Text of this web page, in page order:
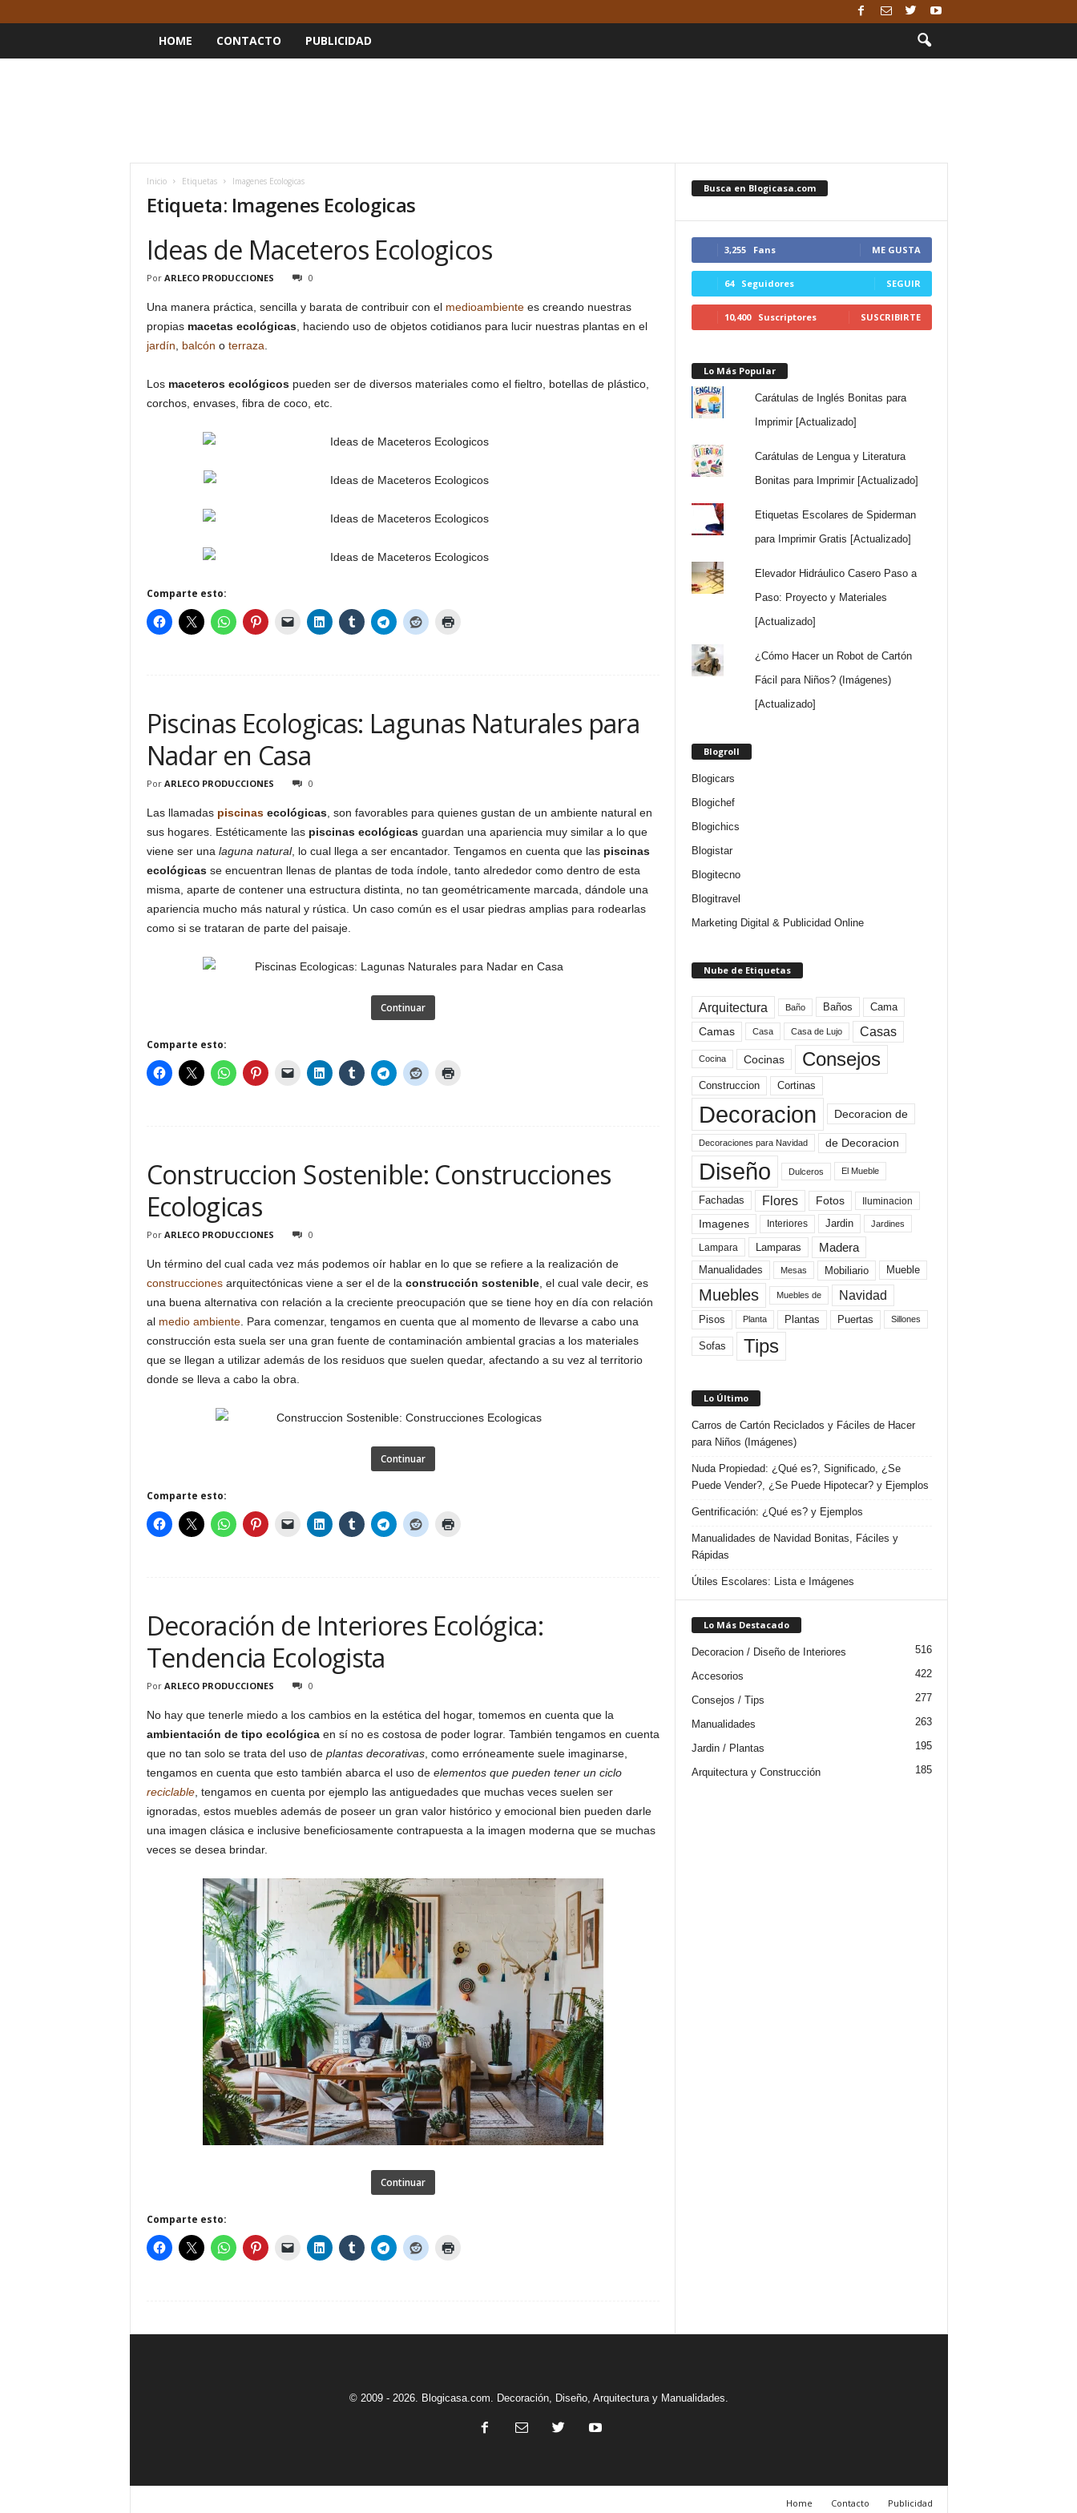
HOME CONTACTO PUBLICIDAD
Inicio Etiquetas Imagenes Ecologicas
Etiqueta: Imagenes Ecologicas
Ideas de Maceteros Ecologicos
Por ARLECO PRODUCCIONES 0
Una manera práctica, sencilla y barata de contribuir con el medioambientees creando nuestras
propias macetas ecológicas, haciendo uso de objetos cotidianos para lucir nuestras plantas en el
jardín
balcón o terraza
Los maceteros ecológicospueden ser de diversos materiales como el fieltro, botellas de plástico,
corchos, envases, fibra de coco, etc.
Comparte esto:
Piscinas Ecologicas: Lagunas Naturales para
Nadar en Casa
Por ARLECO PRODUCCIONES 0
Las llamadas piscinasecológicas, son favorables para quienes gustan de un ambiente natural en
sus hogares. Estéticamente las piscinas ecológicasguardan una apariencia muy similar a lo que
viene ser una laguna natural, lo cual llega a ser encantador. Tengamos en cuenta que las piscinas
ecológicasse encuentran llenas de plantas de toda índole, tanto alrededor como dentro de esta
misma, aparte de contener una estructura distinta, no tan geométricamente marcada, dándole una
apariencia mucho más natural y rústica. Un caso común es el usar piedras amplias para rodearlas
como si se trataran de parte del paisaje.
Continuar
Comparte esto:
Construccion Sostenible: Construcciones
Ecologicas
Por ARLECO PRODUCCIONES 0
Un término del cual cada vez más podemos oír hablar en lo que se refiere a la realización de
construccionesarquitectónicas viene a ser el de la construcción sostenible, el cual vale decir, es
una buena alternativa con relación a la creciente preocupación que se tiene hoy en día con relación
al medio ambiente. Para comenzar, tengamos en cuenta que al momento de llevarse a cabo una
construcción esta suela ser una gran fuente de contaminación ambiental gracias a los materiales
que se llegan a utilizar además de los residuos que suelen quedar, afectando a su vez al territorio
donde se lleva a cabo la obra.
Continuar
Comparte esto:
Decoración de Interiores Ecológica:
Tendencia Ecologista
Por ARLECO PRODUCCIONES 0
No hay que tenerle miedo a los cambios en la estética del hogar, tomemos en cuenta que la
ambientación de tipo ecológicaen sí no es costosa de poder lograr. También tengamos en cuenta
que no tan solo se trata del uso de plantas decorativas, como erróneamente suele imaginarse,
tengamos en cuenta que esto también abarca el uso de elementos que pueden tener un ciclo
reciclable, tengamos en cuenta por ejemplo las antiguedades que muchas veces suelen ser
ignoradas, estos muebles además de poseer un gran valor histórico y emocional bien pueden darle
una imagen clásica e inclusive beneficiosamente contrapuesta a la imagen moderna que se muchas
veces se desea brindar.
Continuar
Comparte esto:
Busca en Blogicasa.com
3,255 Fans ME GUSTA
64 Seguidores SEGUIR
10,400 Suscriptores SUSCRIBIRTE
Lo Más Popular
Carátulas de Inglés Bonitas para
Imprimir [Actualizado]
Carátulas de Lengua y Literatura
Bonitas para Imprimir [Actualizado]
Etiquetas Escolares de Spiderman
para Imprimir Gratis [Actualizado]
Elevador Hidráulico Casero Paso a
Paso: Proyecto y Materiales
[Actualizado]
¿Cómo Hacer un Robot de Cartón
Fácil para Niños? (Imágenes)
[Actualizado]
Blogroll
Blogicars
Blogichef
Blogichics
Blogistar
Blogitecno
Blogitravel
Marketing Digital & Publicidad Online
Nube de Etiquetas
Arquitectura Baño Baños Cama
Camas Casa Casa de Lujo Casas
Cocina Cocinas Consejos
Construccion Cortinas
Decoracion Decoracion de
Decoraciones para Navidad de Decoracion
Diseño Dulceros El Mueble
Fachadas Flores Fotos Iluminacion
Imagenes Interiores Jardin Jardines
Lampara Lamparas Madera
Manualidades Mesas Mobiliario Mueble
Muebles Muebles de Navidad
Pisos Planta Plantas Puertas Sillones
Sofas Tips
Lo Último
Carros de Cartón Reciclados y Fáciles de Hacer
para Niños (Imágenes)
Nuda Propiedad: ¿Qué es?, Significado, ¿Se
Puede Vender?, ¿Se Puede Hipotecar? y Ejemplos
Gentrificación: ¿Qué es? y Ejemplos
Manualidades de Navidad Bonitas, Fáciles y
Rápidas
Útiles Escolares: Lista e Imágenes
Lo Más Destacado
Decoracion / Diseño de Interiores 516
Accesorios 422
Consejos / Tips 277
Manualidades 263
Jardin / Plantas 195
Arquitectura y Construcción 185
© 2009 - 2026. Blogicasa.com. Decoración, Diseño, Arquitectura y Manualidades.
Home Contacto Publicidad